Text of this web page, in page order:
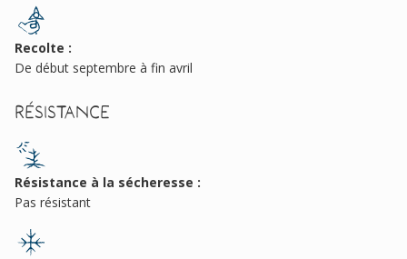
Recolte :
De début septembre à fin avril
Résistance
Résistance à la sécheresse :
Pas résistant